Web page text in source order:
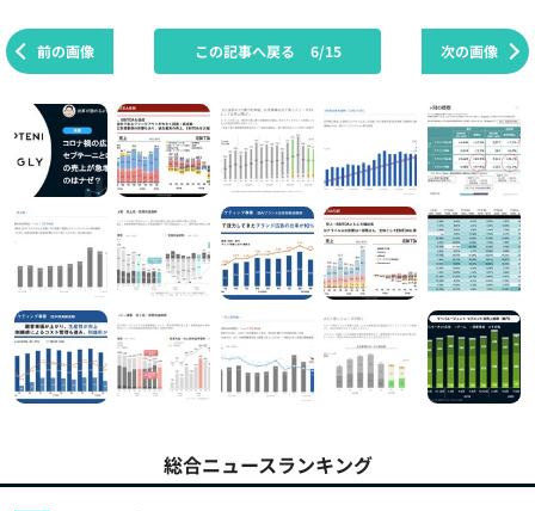
前の画像 次の画像
この記事へ戻る 6/15
総合ニュースランキング